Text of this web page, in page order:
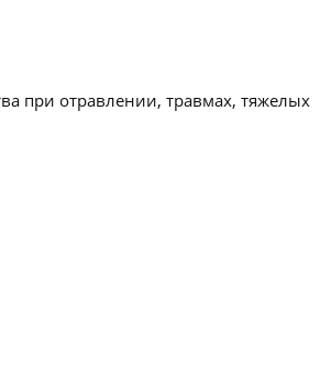
при отравлении, травмах, тяжелых